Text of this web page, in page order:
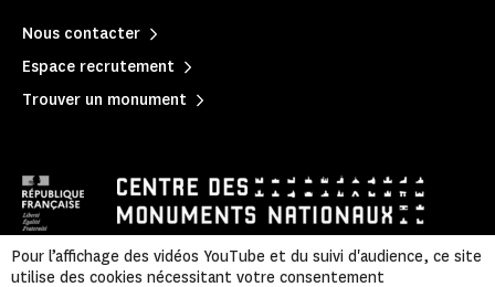
Nous contacter
Espace recrutement
Trouver un monument
Mentions légales Politique de confidentialité |
Pour l’affichage des vidéos YouTube et du suivi d'audience, ce site
utilise des cookies nécessitant votre consentement